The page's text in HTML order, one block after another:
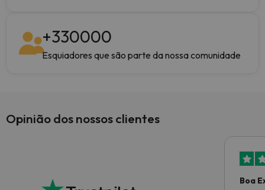
+330000
Esquiadores que são parte da nossa comunidade
Opinião dos nossos clientes
Boa